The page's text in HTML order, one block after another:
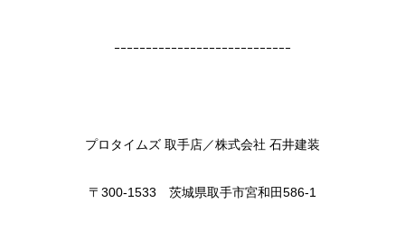
ｰｰｰｰｰｰｰｰｰｰｰｰｰｰｰｰｰｰｰｰｰｰｰｰｰｰｰｰ
プロタイムズ 取手店／株式会社 石井建装
〒300-1533 茨城県取手市宮和田586-1